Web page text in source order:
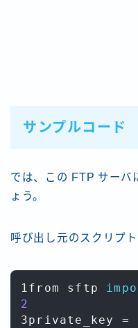
サンプルコード
では、この FTP サーバ
ょう。
呼び出し元のスクリプト
1from sftp
2
3private_key =